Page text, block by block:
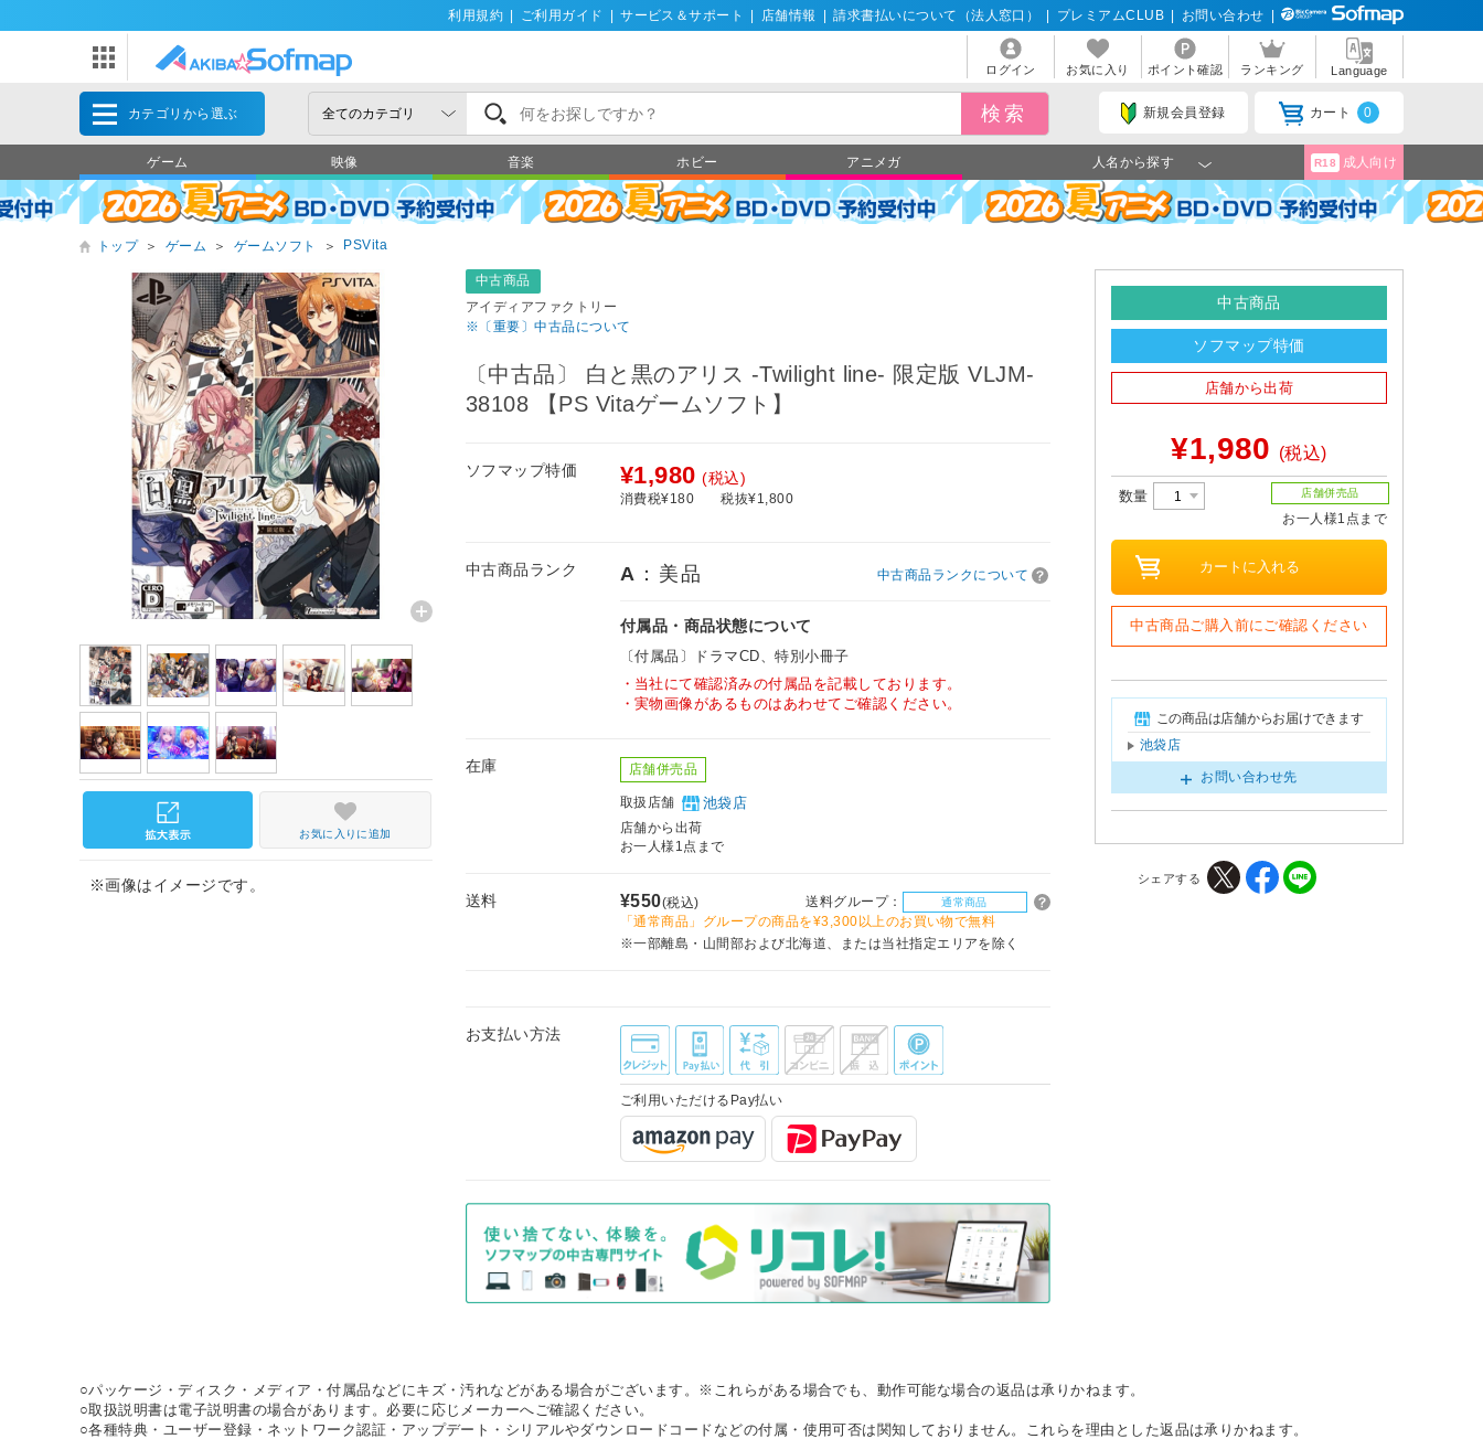
利用規約 ご利用ガイド サービス＆サポート 店舗情報 請求書払いについて（法人窓口） プレミアムCLUB お問い合わせ
ログイン お気に入り ポイント確認 ランキング Language
カテゴリから選ぶ 新規会員登録 カート 0
ゲーム 映像 音楽 ホビー アニメガ 人名から探す R18 成人向け
トップ ＞ ゲーム ＞ ゲームソフト ＞ PSVita
中古商品
アイディアファクトリー
※〔重要〕中古品について
〔中古品〕 白と黒のアリス -Twilight line- 限定版 VLJM-
38108 【PS Vitaゲームソフト】
ソフマップ特価 ¥1,980 (税込)
消費税¥180 税抜¥1,800
中古商品ランク A ：美品 中古商品ランクについて
付属品・商品状態について
〔付属品〕ドラマCD、特別小冊子
当社にて確認済みの付属品を記載しております。
実物画像があるものはあわせてご確認ください。
在庫 店舗併売品
取扱店舗 池袋店
店舗から出荷
お一人様1点まで
送料 ¥550(税込) 送料グループ： 通常商品
「通常商品」グループの商品を¥3,300以上のお買い物で無料
※一部離島・山間部および北海道、または当社指定エリアを除く
お支払い方法
ご利用いただけるPay払い
お気に入りに追加
※画像はイメージです。
中古商品
ソフマップ特価
店舗から出荷
¥1,980 (税込)
数量 店舗併売品
お一人様1点まで
中古商品ご購入前にご確認ください
この商品は店舗からお届けできます
池袋店
お問い合わせ先
シェアする
○パッケージ・ディスク・メディア・付属品などにキズ・汚れなどがある場合がございます。※これらがある場合でも、動作可能な場合の返品は承りかねます。
○取扱説明書は電子説明書の場合があります。必要に応じメーカーへご確認ください。
○各種特典・ユーザー登録・ネットワーク認証・アップデート・シリアルやダウンロードコードなどの付属・使用可否は関知しておりません。これらを理由とした返品は承りかねます。